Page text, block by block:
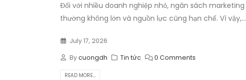
Đối với nhiều doanh nghiệp nhỏ, ngân sách marketing
thường không lớn và nguồn lực cũng hạn chế. Vì vậy,...
July 17, 2026
Bycuongdh Tin tức 0 Comments
READ MORE...